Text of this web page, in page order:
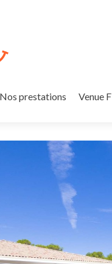
Nos prestations Venue